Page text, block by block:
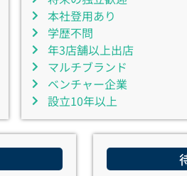
本社登用あり
学歴不問
年3店舗以上出店
マルチブランド
ベンチャー企業
設立10年以上